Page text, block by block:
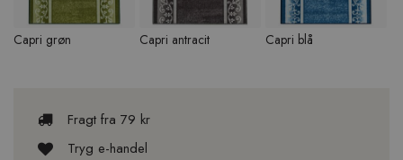
Capri grøn Capri antracit Capri blå
Fragt fra 79 kr
Tryg e-handel